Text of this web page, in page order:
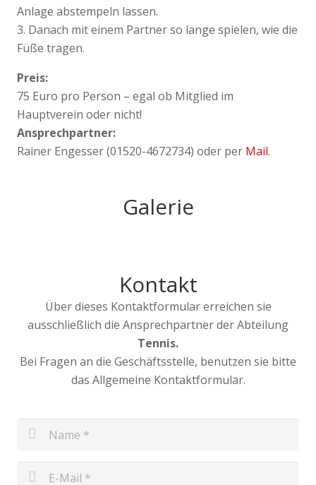
Anlage abstempeln lassen.
3. Danach mit einem Partner so lange spielen, wie die
Füße tragen.
Preis:
75 Euro pro Person – egal ob Mitglied im
Hauptverein oder nicht!
Ansprechpartner:
Rainer Engesser (01520-4672734) oder per Mail.
Galerie
Kontakt
Über dieses Kontaktformular erreichen sie
ausschließlich die Ansprechpartner der Abteilung
Tennis.
Bei Fragen an die Geschäftsstelle, benutzen sie bitte
das Allgemeine Kontaktformular.